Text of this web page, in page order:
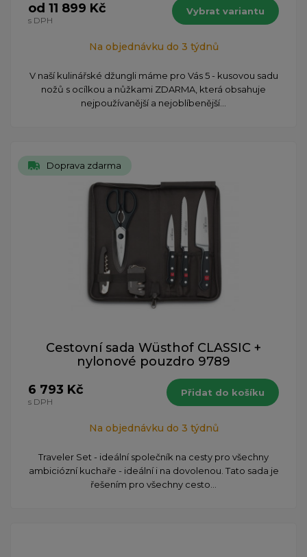
od 11 899 Kč
s DPH
Vybrat variantu
Na objednávku do 3 týdnů
​V naší kulinářské džungli máme pro Vás 5 - kusovou sadu
nožů s ocílkou a nůžkami ZDARMA, která obsahuje
nejpoužívanější a nejoblíbenější...
Doprava zdarma
Cestovní sada Wüsthof CLASSIC +
nylonové pouzdro 9789
6 793 Kč
s DPH
Přidat do košíku
Na objednávku do 3 týdnů
Traveler Set - ideální společník na cesty pro všechny
ambiciózní kuchaře - ideální i na dovolenou. Tato sada je
řešením pro všechny cesto...